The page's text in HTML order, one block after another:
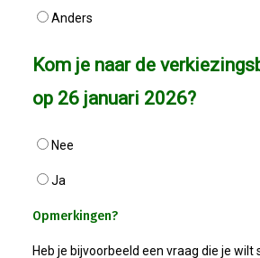
2025-01-02
Anders
Kom je naar de
op 26 januari 2026?
Nee
Ja
Opmerkingen?
Heb je bijvoorbeeld een vraag die je wilt